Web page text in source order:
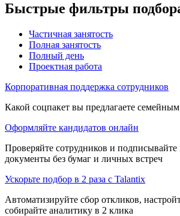
Быстрые фильтры
Частичная занятость
Полная занятость
Полный день
Проектная работа
Корпоративная поддержка сотрудников
Какой соцпакет вы предлагаете
Оформляйте кандидатов онлайн
Проверяйте сотрудников и подписывайте
документы без бумаг и личных встреч
Ускорьте подбор в 2 раза с Talantix
Автоматизируйте сбор откликов,
собирайте аналитику в 2 клика